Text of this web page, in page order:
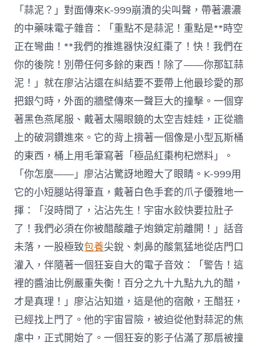
「蒜泥？」對面傳來K-999崩潰的尖叫聲，帶著濃濃
的中藥味電子雜音：「重點不是蒜泥！重點是**時空
正在彎曲！**我們的推進器快沒紅棗了！快！我們在
你的後院！別帶任何多餘的東西！除了——你那缸蒜
泥！」就在廖沾沾還在糾結要不要帶上他最珍愛的那
把銀勺時，外面的牆壁傳來一聲巨大的撞擊。一個穿
著黑色燕尾服、戴著太陽眼鏡的太空吉娃娃，正從牆
上的破洞鑽進來。它的背上揹著一個像是小型瓦斯桶
的東西，桶上用毛筆寫著「極品紅棗枸杞燃料」。
「你怎麼——」廖沾沾驚訝地瞪大了眼睛。K-999用
它的小短腿站得筆直，戴著白色手套的爪子優雅地一
揮：「沒時間了，沾沾先生！宇宙水餃快要拉肚子
了！我們必須在你被醋酸離子炮鎖定前離開！」話音
未落，一股極致包養尖銳、刺鼻的酸氣猛地從店門口
灌入，伴隨著一個狂妄自大的電子音效：「警告！這
裡的醬油比例嚴重失衡！百分之九十九點九九的醋，
才是真理！」廖沾沾知道，這是他的宿敵，王醋狂，
已經找上門了。他的宇宙冒險，被迫從他對蒜泥的焦
慮中，正式開始了。一個狂妄的影子佔滿了那扇被撞